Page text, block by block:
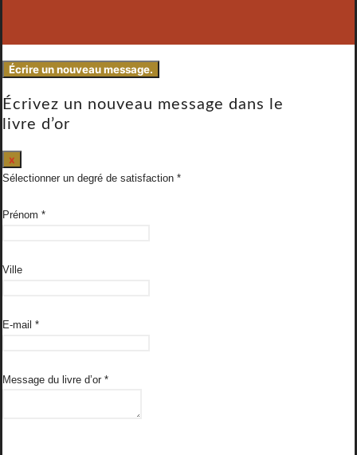
Écrivez un nouveau message dans le
livre d’or
x
ce
formulaire.
Sélectionner un degré de satisfaction
Prénom *
Ville
E-mail *
Message du livre d’or *